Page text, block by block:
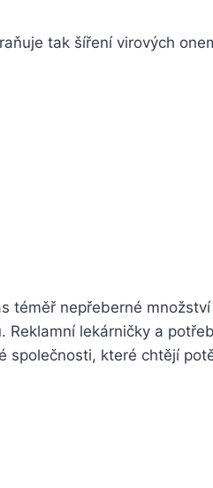
tak šíření virových
téměř nepřeberné
lekárničky a
společnosti, které chtějí